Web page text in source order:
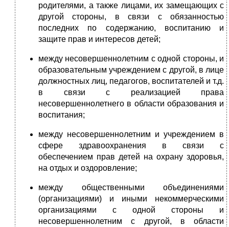
родителями, а также лицами, их замещающих с
другой стороны, в связи с обязанностью
последних по содержанию, воспитанию и
защите прав и интересов детей;
между несовершеннолетним с одной стороны, и
образовательным учреждением с другой, в лице
должностных лиц, педагогов, воспитателей и т.д.
в связи с реализацией права
несовершеннолетнего в области образования и
воспитания;
между несовершеннолетним и учреждением в
сфере здравоохранения в связи с
обеспечением прав детей на охрану здоровья,
на отдых и оздоровление;
между общественными объединениями
(организациями) и иными некоммерческими
организациями с одной стороны и
несовершеннолетним с другой, в области